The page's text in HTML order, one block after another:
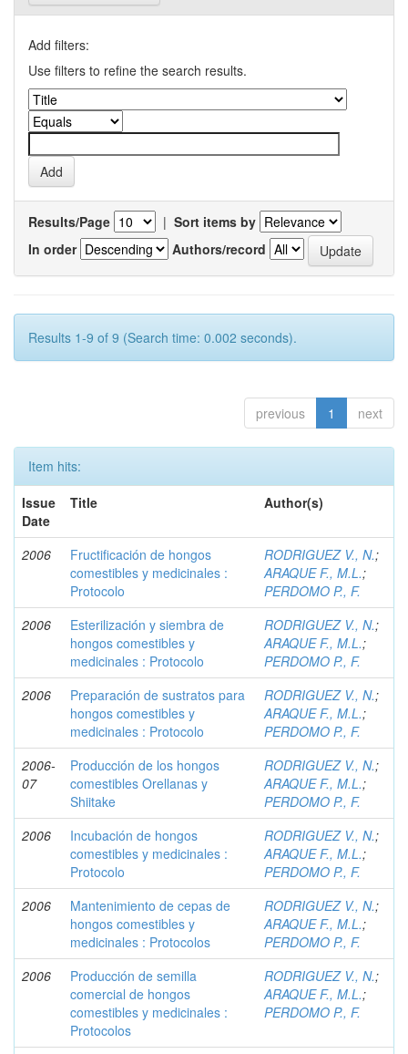
Add filters:
Use filters to refine the search results.
Results/Page | Sort items by
In order
Authors/record
Results 1-9 of 9 (Search time: 0.002 seconds).
previous 1 next
Item hits:
Issue
Date
Title Author(s)
2006
Fructificación de hongos
comestibles y medicinales :
Protocolo
RODRIGUEZ V., N.;
ARAQUE F., M.L.;
PERDOMO P., F.
2006
Esterilización y siembra de
hongos comestibles y
medicinales : Protocolo
RODRIGUEZ V., N.;
ARAQUE F., M.L.;
PERDOMO P., F.
2006
Preparación de sustratos para
hongos comestibles y
medicinales : Protocolo
RODRIGUEZ V., N.;
ARAQUE F., M.L.;
PERDOMO P., F.
2006-
07
Producción de los hongos
comestibles Orellanas y
Shiitake
RODRIGUEZ V., N.;
ARAQUE F., M.L.;
PERDOMO P., F.
2006
Incubación de hongos
comestibles y medicinales :
Protocolo
RODRIGUEZ V., N.;
ARAQUE F., M.L.;
PERDOMO P., F.
2006
Mantenimiento de cepas de
hongos comestibles y
medicinales : Protocolos
RODRIGUEZ V., N.;
ARAQUE F., M.L.;
PERDOMO P., F.
2006
Producción de semilla
comercial de hongos
comestibles y medicinales :
Protocolos
RODRIGUEZ V., N.;
ARAQUE F., M.L.;
PERDOMO P., F.